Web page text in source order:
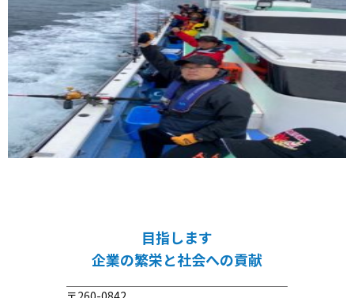
目指します
企業の繁栄と社会への貢献